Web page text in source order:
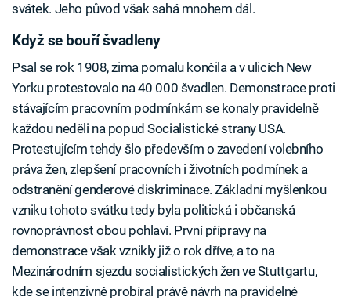
svátek. Jeho původ však sahá mnohem dál.
Když se bouří švadleny
Psal se rok 1908, zima pomalu končila a v ulicích New
Yorku protestovalo na 40 000 švadlen. Demonstrace proti
stávajícím pracovním podmínkám se konaly pravidelně
každou neděli na popud Socialistické strany USA.
Protestujícím tehdy šlo především o zavedení volebního
práva žen, zlepšení pracovních i životních podmínek a
odstranění genderové diskriminace. Základní myšlenkou
vzniku tohoto svátku tedy byla politická i občanská
rovnoprávnost obou pohlaví. První přípravy na
demonstrace však vznikly již o rok dříve, a to na
Mezinárodním sjezdu socialistických žen ve Stuttgartu,
kde se intenzivně probíral právě návrh na pravidelné